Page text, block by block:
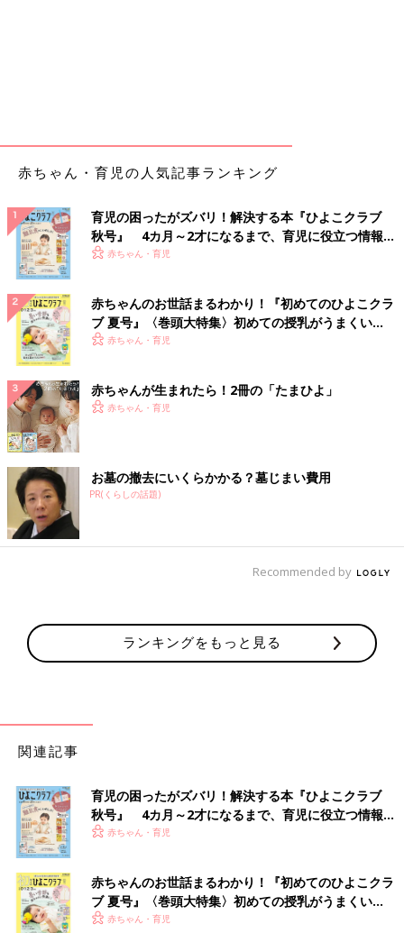
出典：Instagramアカウント「438aya15」
のアクリルキーホルダー。新幹線が大好きな1歳のお子さんのお
めずらしい切符柄がツボ！ マスキングテープ
出典：Instagramアカウント「pupukpooh」
赤ちゃん・育児の人気記事ランキング
育児の困ったがズバリ！解決する本『ひよこクラブ
秋号』 4カ月～2才になるまで、育児に役立つ情報が
いっぱい！
赤ちゃん・育児
赤ちゃんのお世話まるわかり！『初めてのひよこクラ
ブ 夏号』〈巻頭大特集〉初めての授乳がうまくい
く！ おっぱい・ミルクの基本と夏のトラブル 解決テ
赤ちゃん・育児
赤ちゃんが生まれたら！2冊の「たまひよ」
赤ちゃん・育児
お墓の撤去にいくらかかる？墓じまい費用
PR(くらしの話題)
Recommended by
ランキングをもっと見る
関連記事
育児の困ったがズバリ！解決する本『ひよこクラブ
秋号』 4カ月～2才になるまで、育児に役立つ情報が
いっぱい！
赤ちゃん・育児
赤ちゃんのお世話まるわかり！『初めてのひよこクラ
ブ 夏号』〈巻頭大特集〉初めての授乳がうまくい
く！ おっぱい・ミルクの基本と夏のトラブル 解決テ
赤ちゃん・育児